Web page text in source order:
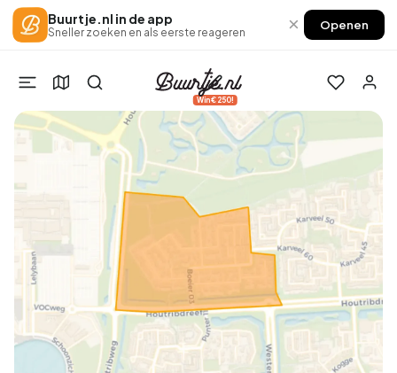
Buurtje.nl in de app
Sneller zoeken en als eerste reageren × Openen
Win €250!